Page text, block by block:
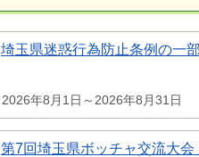
埼玉県迷惑行為防止条例の一
2026年8月1日～2026年8月31日
第7回埼玉県ボッチャ交流大会